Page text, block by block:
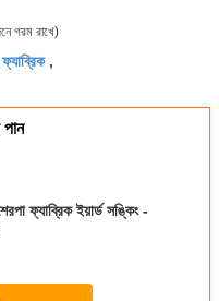
গরম রাখে)
,
ফ্যাব্রিক ইয়ার্ড সঙ্কিং -